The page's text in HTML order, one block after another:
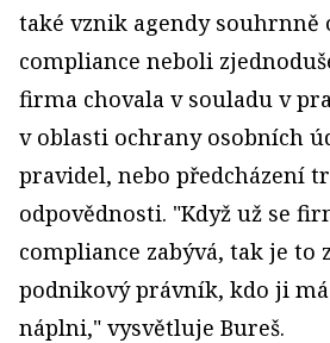
také vznik agendy souhrnně
compliance neboli
firma chovala v souladu v
v oblasti ochrany osobních
pravidel, nebo předcházení
odpovědnosti. "Když už se
compliance zabývá, tak je to
podnikový právník, kdo ji
náplni," vysvětluje Bureš.